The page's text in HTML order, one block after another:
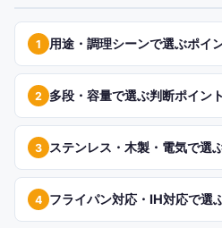
1 用途・調理シーンで選ぶポイ
2 多段・容量で選ぶ判断ポイント
3 ステンレス・木製・電気で選
4 フライパン対応・IH対応で選